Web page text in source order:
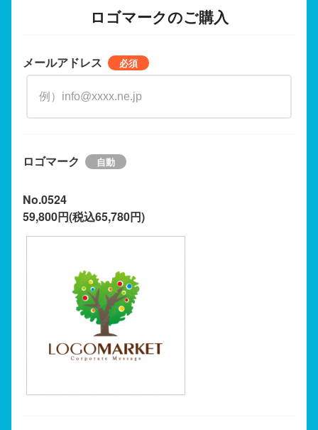
ロゴマークのご購入
メールアドレス
ロゴマーク
No.0524
59,800円(税込65,780円)